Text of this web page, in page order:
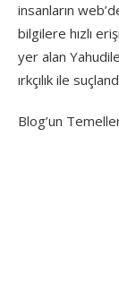
insanların
bilgilere hızlı
yer alan
ırkçılık ile
Blog’un